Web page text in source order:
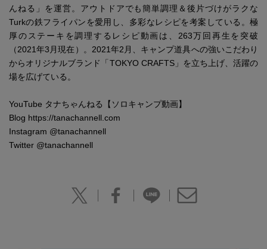
んねる」を運営。アウトドアでも簡単調理＆後片づけがラクな
Turkの鉄フライパンを愛用し、多彩なレシピを考案している。極
厚のステーキを調理するレシピ動画は、 263万回再生を突破
（2021年3 月現在）。 2021年2 月、キャンプ道具への強いこだわり
からオリジナルブランド「 TOKYO CRAFTS」を立ち上げ、活躍の
場を広げている。
YouTube タナちゃんねる【ソロキャンプ動画】
Blog https://tanachannell.com
Instagram @tanachannell
Twitter @tanachannell